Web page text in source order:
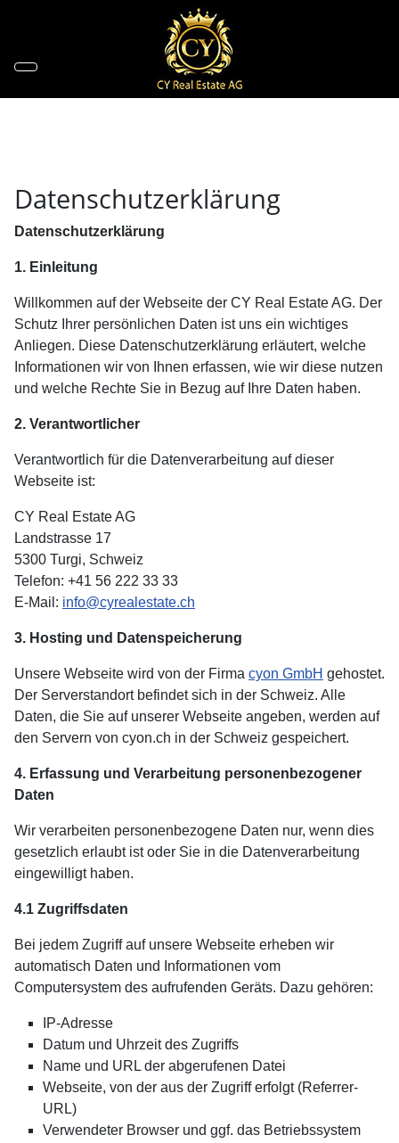
Datenschutzerklärung
Datenschutzerklärung
1. Einleitung
Willkommen auf der Webseite der CY Real Estate AG. Der
Schutz Ihrer persönlichen Daten ist uns ein wichtiges
Anliegen. Diese Datenschutzerklärung erläutert, welche
Informationen wir von Ihnen erfassen, wie wir diese nutzen
und welche Rechte Sie in Bezug auf Ihre Daten haben.
2. Verantwortlicher
Verantwortlich für die Datenverarbeitung auf dieser
Webseite ist:
CY Real Estate AG
Landstrasse 17
5300 Turgi, Schweiz
Telefon: +41 56 222 33 33
E-Mail: info@cyrealestate.ch
3. Hosting und Datenspeicherung
Unsere Webseite wird von der Firma cyon GmbH gehostet.
Der Serverstandort befindet sich in der Schweiz. Alle
Daten, die Sie auf unserer Webseite angeben, werden auf
den Servern von cyon.ch in der Schweiz gespeichert.
4. Erfassung und Verarbeitung personenbezogener
Daten
Wir verarbeiten personenbezogene Daten nur, wenn dies
gesetzlich erlaubt ist oder Sie in die Datenverarbeitung
eingewilligt haben.
4.1 Zugriffsdaten
Bei jedem Zugriff auf unsere Webseite erheben wir
automatisch Daten und Informationen vom
Computersystem des aufrufenden Geräts. Dazu gehören:
IP-Adresse
Datum und Uhrzeit des Zugriffs
Name und URL der abgerufenen Datei
Webseite, von der aus der Zugriff erfolgt (Referrer-
URL)
Verwendeter Browser und ggf. das Betriebssystem